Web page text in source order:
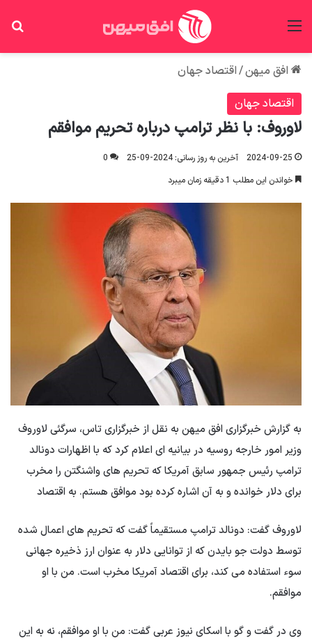
افق میهن/اقتصاد جهان
اقتصاد جهان
لاوروف: با نظر ترامپ درباره تحریم موافقم
2024-09-25 آخرین به روز رسانی: 2024-09-25
0
خواندن این مطلب 1 دقیقه زمان میبرد
به گزارش خبرگزاری افق میهن به نقل از خبرگزاری تاس، سرگئی لاوروف
وزیر امور خارجه روسیه در بیانیه ای اعلام کرد که با اظهارات دونالد
ترامپ رئیس جمهور سابق آمریکا که تحریم های واشنگتن را مخرب
برای دلار خوانده و به آن اشاره کرده بود موافق هستم. به اقتصاد
لاوروف گفت: دونالد ترامپ مستقیماً گفت که تحریم های اعمال شده
توسط دولت جو بایدن که از توانایی دلار به عنوان ارز ذخیره جهانی
سوء استفاده می کند، برای اقتصاد آمریکا مخرب است. من با او
موافقم.
وی در گفت و گو با اسکای نیوز عربی گفت: من با او موافقم، نه به این